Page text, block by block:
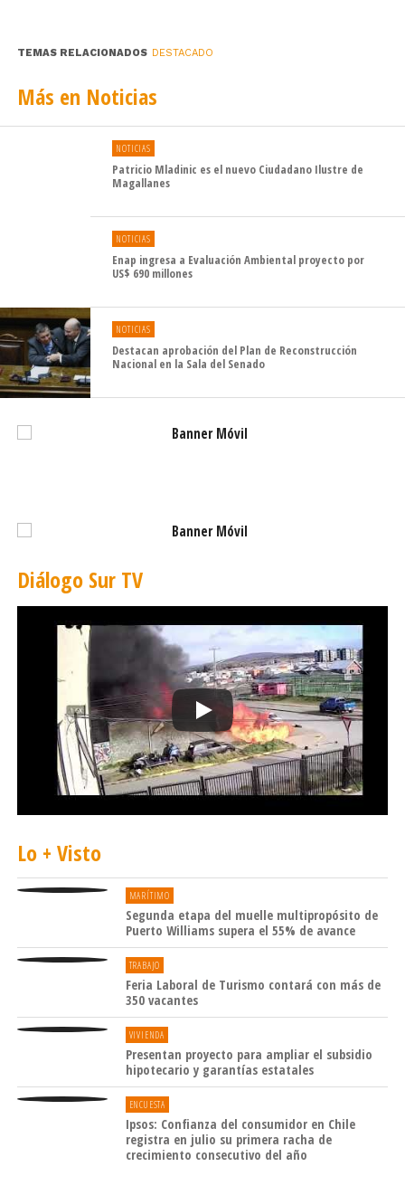
Además se podría instalar una central de flujo por cada
1.800 y 3.500 metros de profundidad.
Fuente: Cooperativa.cl
TEMAS RELACIONADOS DESTACADO
Más en Noticias
NOTICIAS
Patricio Mladinic es el nuevo Ciudadano Ilustre de
Magallanes
NOTICIAS
Enap ingresa a Evaluación Ambiental proyecto por
US$ 690 millones
NOTICIAS
Destacan aprobación del Plan de Reconstrucción
Nacional en la Sala del Senado
Diálogo Sur TV
Lo + Visto
MARÍTIMO
Segunda etapa del muelle multipropósito de
Puerto Williams supera el 55% de avance
TRABAJO
Feria Laboral de Turismo contará con más de
350 vacantes
VIVIENDA
Presentan proyecto para ampliar el subsidio
hipotecario y garantías estatales
ENCUESTA
Ipsos: Confianza del consumidor en Chile
registra en julio su primera racha de
crecimiento consecutivo del año